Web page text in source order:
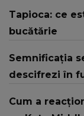
Tapioca: ce
bucătărie
Semnificația
descifrezi în
Cum a